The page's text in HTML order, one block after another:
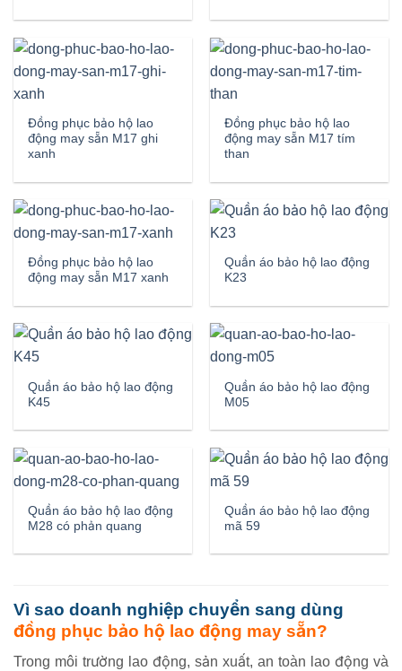
Đồng phục bảo hộ lao
động may sẵn M17 ghi
xanh
Đồng phục bảo hộ lao
động may sẵn M17 tím
than
Đồng phục bảo hộ lao
động may sẵn M17 xanh
Quần áo bảo hộ lao động
K23
Quần áo bảo hộ lao động
K45
Quần áo bảo hộ lao động
M05
Quần áo bảo hộ lao động
M28 có phản quang
Quần áo bảo hộ lao động
mã 59
Vì sao doanh nghiệp chuyển sang dùng
đồng phục bảo hộ lao động may sẵn?
Trong môi trường lao động, sản xuất, an toàn lao động và